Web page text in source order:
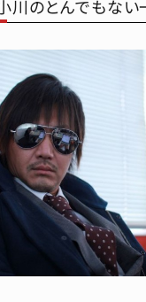
川のとんでもない